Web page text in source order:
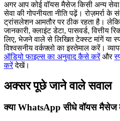
अगर आप कोई वॉयस मैसेज किसी अन्य
सेवा की गोपनीयता नीति पढ़ें। रोज़मर्रा
ट्रांसलेशन आमतौर पर ठीक रहता है।
जानकारी, क्लाइंट डेटा, पासवर्ड, वित्तीय
लिए, भेजने वाले से लिखित टेक्स्ट मांगें या
विश्वसनीय वर्कफ़्लो का इस्तेमाल करें।
ऑडियो फाइल्स का अनुवाद कैसे करेंऔर
करेंदेखें।
अक्सर पूछे जाने वाले सवाल
क्या WhatsApp सीधे वॉयस मैसेज